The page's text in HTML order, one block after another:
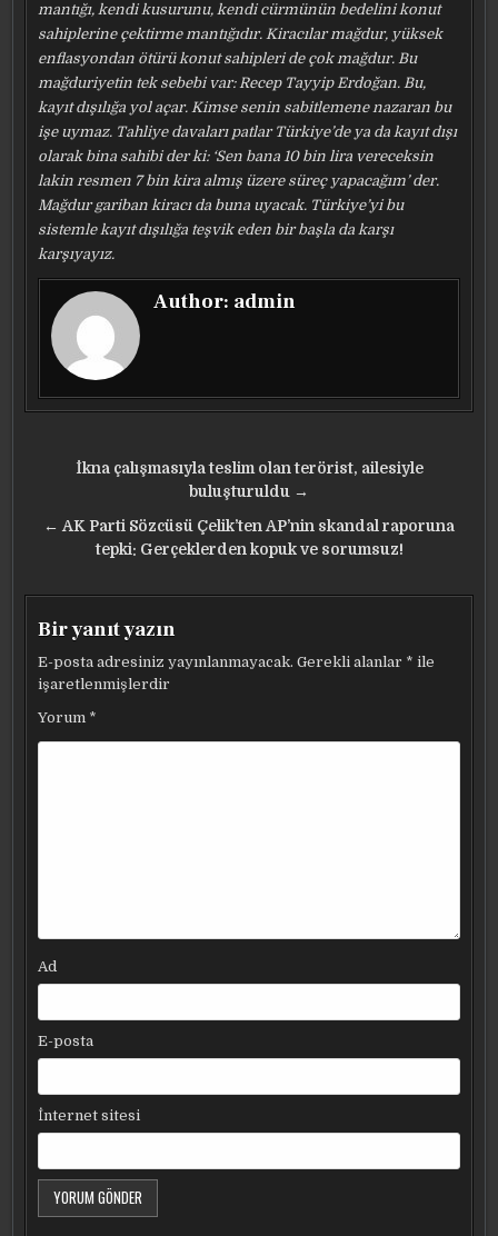
mantığı, kendi kusurunu, kendi cürmünün bedelini konut
sahiplerine çektirme mantığıdır. Kiracılar mağdur, yüksek
enflasyondan ötürü konut sahipleri de çok mağdur. Bu
mağduriyetin tek sebebi var: Recep Tayyip Erdoğan. Bu,
kayıt dışılığa yol açar. Kimse senin sabitlemene nazaran bu
işe uymaz. Tahliye davaları patlar Türkiye’de ya da kayıt dışı
olarak bina sahibi der ki: ‘Sen bana 10 bin lira vereceksin
lakin resmen 7 bin kira almış üzere süreç yapacağım’ der.
Mağdur gariban kiracı da buna uyacak. Türkiye’yi bu
sistemle kayıt dışılığa teşvik eden bir başla da karşı
karşıyayız.
Author: admin
Yazıİkna çalışmasıyla teslim olan terörist, ailesiyle
buluşturuldu →
← AK Parti Sözcüsü Çelik’ten AP’nin skandal raporuna
tepki: Gerçeklerden kopuk ve sorumsuz!
Bir yanıt yazın
E-posta adresiniz yayınlanmayacak. Gerekli alanlar * ile
işaretlenmişlerdir
Yorum *
Ad
E-posta
İnternet sitesi